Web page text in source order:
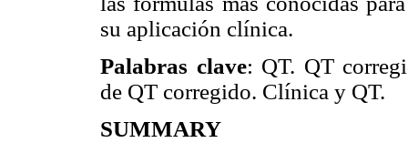
su aplicación clínica.
Palabras clave: QT. QT
de QT corregido. Clínica y QT.
SUMMARY